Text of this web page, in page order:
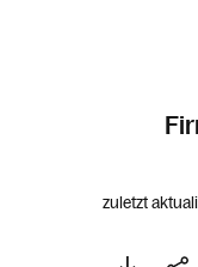
zuletzt